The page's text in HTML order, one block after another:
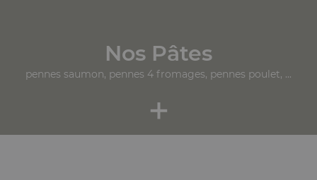
Nos Pâtes
pennes saumon, pennes 4 fromages, pennes poulet, ...
+